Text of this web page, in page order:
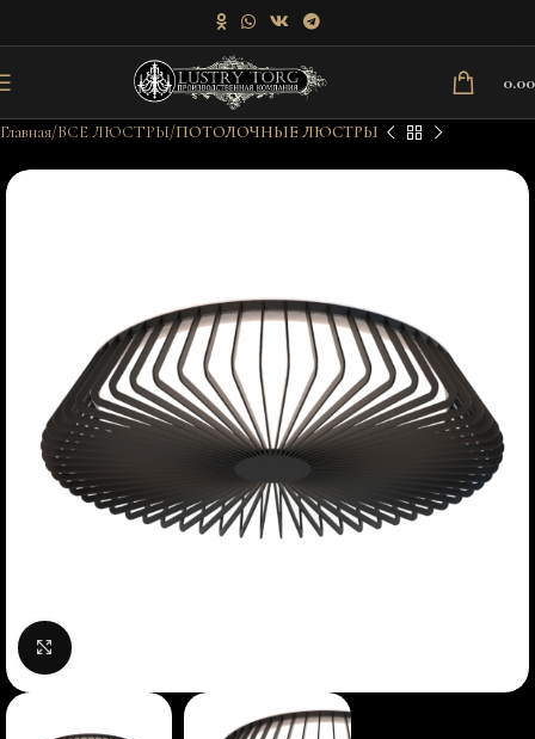
Главная ВСЕ ЛЮСТРЫ ПОТОЛОЧНЫЕ ЛЮСТРЫ
Нажмите, чтобы увеличить изображение